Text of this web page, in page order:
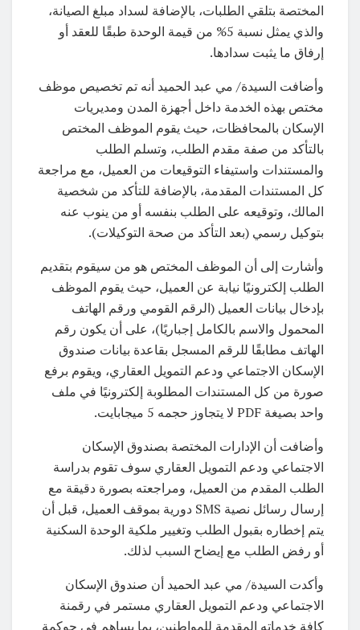
المختصة بتلقي الطلبات، بالإضافة لسداد مبلغ الصيانة،
والذي يمثل نسبة 5% من قيمة الوحدة طبقًا للعقد أو
إرفاق ما يثبت سدادها.
وأضافت السيدة/ مي عبد الحميد أنه تم تخصيص موظف
مختص بهذه الخدمة داخل أجهزة المدن ومديريات
الإسكان بالمحافظات، حيث يقوم الموظف المختص
بالتأكد من صفة مقدم الطلب، وتسلم الطلب
والمستندات واستيفاء التوقيعات من العميل، مع مراجعة
كل المستندات المقدمة، بالإضافة للتأكد من شخصية
المالك، وتوقيعه على الطلب بنفسه أو من ينوب عنه
بتوكيل رسمي (بعد التأكد من صحة التوكيلات).
وأشارت إلى أن الموظف المختص هو من سيقوم بتقديم
الطلب إلكترونيًا نيابة عن العميل، حيث يقوم الموظف
بإدخال بيانات العميل (الرقم القومي ورقم الهاتف
المحمول والاسم بالكامل إجباريًا)، على أن يكون رقم
الهاتف مطابقًا للرقم المسجل بقاعدة بيانات صندوق
الإسكان الاجتماعي ودعم التمويل العقاري، ويقوم برفع
صورة من كل المستندات المطلوبة إلكترونيًا في ملف
واحد بصيغة PDF لا يتجاوز حجمه 5 ميجابايت.
وأضافت أن الإدارات المختصة بصندوق الإسكان
الاجتماعي ودعم التمويل العقاري سوف تقوم بدراسة
الطلب المقدم من العميل، ومراجعته بصورة دقيقة مع
إرسال رسائل نصية SMS دورية بموقف العميل، قبل أن
يتم إخطاره بقبول الطلب وتغيير ملكية الوحدة السكنية
أو رفض الطلب مع إيضاح السبب لذلك.
وأكدت السيدة/ مي عبد الحميد أن صندوق الإسكان
الاجتماعي ودعم التمويل العقاري مستمر في رقمنة
كافة خدماته المقدمة للمواطنين، بما يساهم في حوكمة